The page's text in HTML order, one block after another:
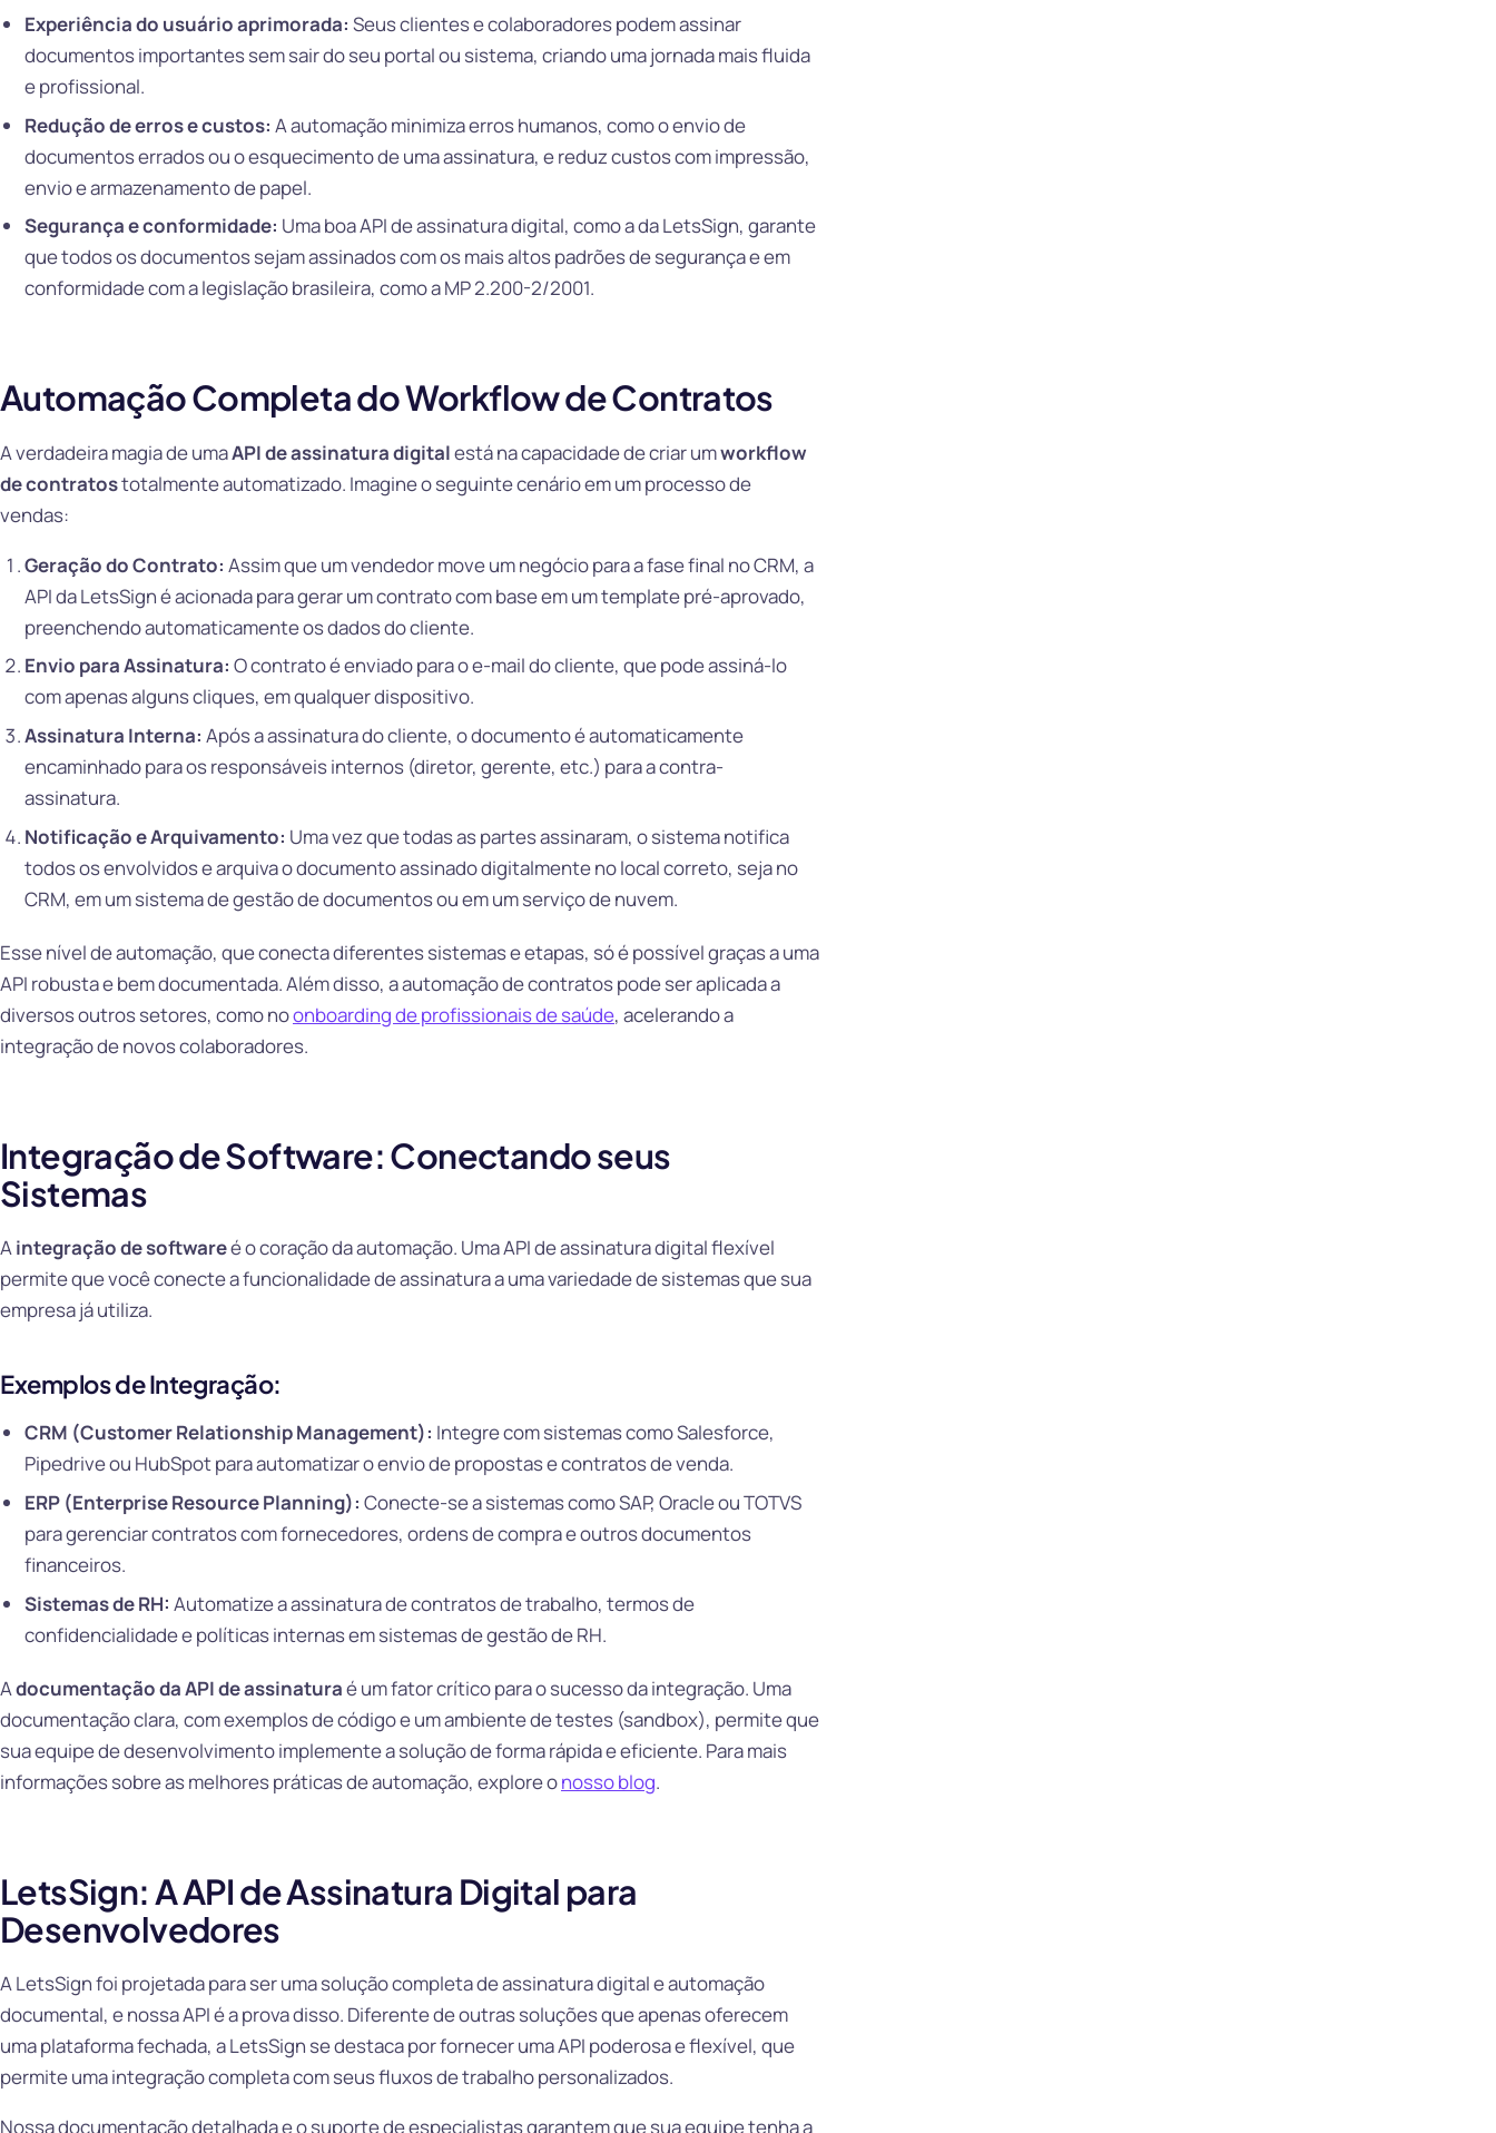
Experiência do usuário aprimorada: Seus clientes e colaboradores podem assinar
documentos importantes sem sair do seu portal ou sistema, criando uma jornada mais fluida
e profissional.
Redução de erros e custos: A automação minimiza erros humanos, como o envio de
documentos errados ou o esquecimento de uma assinatura, e reduz custos com impressão,
envio e armazenamento de papel.
Segurança e conformidade: Uma boa API de assinatura digital, como a da LetsSign, garante
que todos os documentos sejam assinados com os mais altos padrões de segurança e em
conformidade com a legislação brasileira, como a MP 2.200-2/2001.
Automação Completa do Workflow de Contratos
A verdadeira magia de umaAPI de assinatura digitalestá na capacidade de criar umworkflow
de contratostotalmente automatizado. Imagine o seguinte cenário em um processo de
vendas:
Geração do Contrato: Assim que um vendedor move um negócio para a fase final no CRM, a
API da LetsSign é acionada para gerar um contrato com base em um template pré-aprovado,
preenchendo automaticamente os dados do cliente.
Envio para Assinatura: O contrato é enviado para o e-mail do cliente, que pode assiná-lo
com apenas alguns cliques, em qualquer dispositivo.
Assinatura Interna: Após a assinatura do cliente, o documento é automaticamente
encaminhado para os responsáveis internos (diretor, gerente, etc.) para a contra-
assinatura.
Notificação e Arquivamento: Uma vez que todas as partes assinaram, o sistema notifica
todos os envolvidos e arquiva o documento assinado digitalmente no local correto, seja no
CRM, em um sistema de gestão de documentos ou em um serviço de nuvem.
Esse nível de automação, que conecta diferentes sistemas e etapas, só é possível graças a uma
API robusta e bem documentada. Além disso, a automação de contratos pode ser aplicada a
diversos outros setores, como noonboarding de profissionais de saúde, acelerando a
integração de novos colaboradores.
Integração de Software: Conectando seus
Sistemas
Aintegração de softwareé o coração da automação. Uma API de assinatura digital flexível
permite que você conecte a funcionalidade de assinatura a uma variedade de sistemas que sua
empresa já utiliza.
Exemplos de Integração:
CRM (Customer Relationship Management): Integre com sistemas como Salesforce,
Pipedrive ou HubSpot para automatizar o envio de propostas e contratos de venda.
ERP (Enterprise Resource Planning): Conecte-se a sistemas como SAP, Oracle ou TOTVS
para gerenciar contratos com fornecedores, ordens de compra e outros documentos
financeiros.
Sistemas de RH: Automatize a assinatura de contratos de trabalho, termos de
confidencialidade e políticas internas em sistemas de gestão de RH.
Adocumentação da API de assinaturaé um fator crítico para o sucesso da integração. Uma
documentação clara, com exemplos de código e um ambiente de testes (sandbox), permite que
sua equipe de desenvolvimento implemente a solução de forma rápida e eficiente. Para mais
informações sobre as melhores práticas de automação, explore onosso blog.
LetsSign: A API de Assinatura Digital para
Desenvolvedores
A LetsSign foi projetada para ser uma solução completa de assinatura digital e automação
documental, e nossa API é a prova disso. Diferente de outras soluções que apenas oferecem
uma plataforma fechada, a LetsSign se destaca por fornecer uma API poderosa e flexível, que
permite uma integração completa com seus fluxos de trabalho personalizados.
Nossa documentação detalhada e o suporte de especialistas garantem que sua equipe tenha a